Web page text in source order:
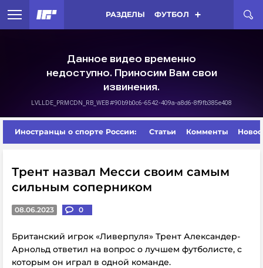
РАЗДЕЛЫ ФУТБОЛ
Иностранцы о спорте России: Статьи Комменты
Трент назвал Месси своим самым
сильным соперником
08.06.2023 0
Британский игрок «Ливерпуля» Трент Александер-
Арнольд ответил на вопрос о лучшем футболисте, с
которым он играл в одной команде.